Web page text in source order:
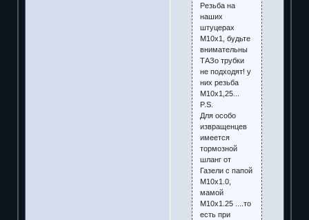
Резьба на
наших
штуцерах
М10х1, будьте
внимательны
ТАЗо трубки
не подходят! у
них резьба
М10х1,25...
P.S.
Для особо
извращенцев
имеется
тормозной
шланг от
Газели с папой
М10х1.0,
мамой
М10х1.25 ....то
есть при